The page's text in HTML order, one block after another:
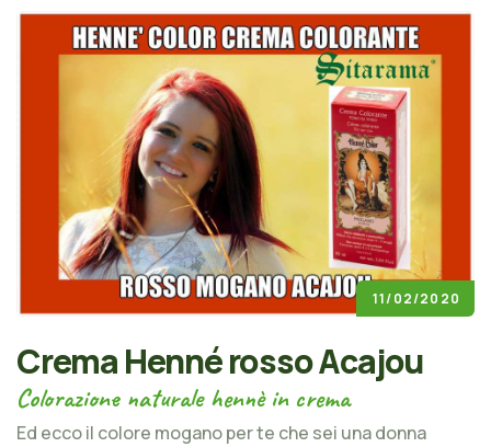
11/02/2020
Crema Henné rosso Acajou
Colorazione naturale hennè in crema
Ed ecco il colore mogano per te che sei una donna